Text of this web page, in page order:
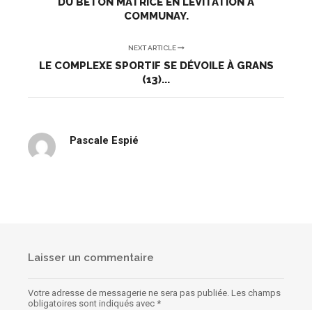
COMMUNAY.
NEXT ARTICLE
LE COMPLEXE SPORTIF SE DÉVOILE À GRANS
(13)...
Pascale Espié
Laisser un commentaire
Votre adresse de messagerie ne sera pas publiée. Les champs
obligatoires sont indiqués avec *